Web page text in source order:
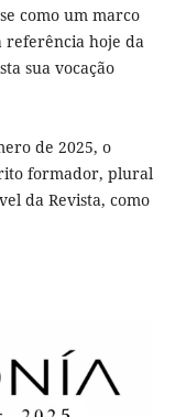
como um marco
referência hoje da
sua vocação
de 2025, o
formador, plural
da Revista, como